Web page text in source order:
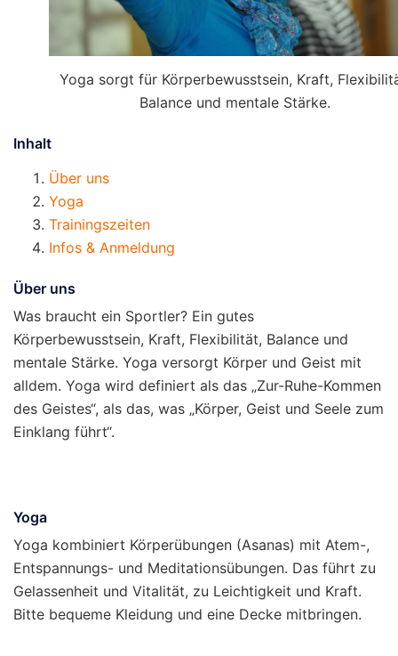
Yoga sorgt für Körperbewusstsein, Kraft,
Balance und mentale Stärke.
Inhalt
Über uns
Yoga
Trainingszeiten
Infos & Anmeldung
Über uns
Was braucht ein Sportler? Ein gutes
Körperbewusstsein, Kraft, Flexibilität, Balance und
mentale Stärke. Yoga versorgt Körper und Geist mit
alldem. Yoga wird definiert als das „Zur-Ruhe-Kommen
des Geistes“, als das, was „Körper, Geist und Seele zum
Einklang führt“.
Yoga
Yoga kombiniert Körperübungen (Asanas) mit Atem-,
Entspannungs- und Meditationsübungen. Das führt zu
Gelassenheit und Vitalität, zu Leichtigkeit und Kraft.
Bitte bequeme Kleidung und eine Decke mitbringen.